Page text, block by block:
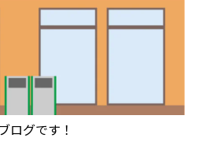
ログです！